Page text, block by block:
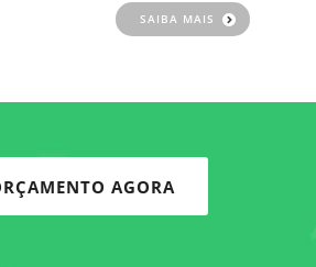
SAIBA MAIS
AGORA